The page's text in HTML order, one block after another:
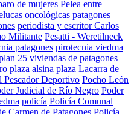
de mujeres Pelea entre
oncológicas patagones
periodista y escritor Carlos
Militante Pesatti - Weretilneck
patagones pirotecnia viedma
25 viviendas de patagones
plaza alsina plaza Lacarra de
Pescador Deportivo Pocho León
Judicial de Río Negro Poder
policía Policía Comunal
Carmen de Patagones Policía